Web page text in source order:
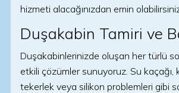
hizmeti alacağınızdan emin
Duşakabin Tamiri ve
Duşakabinlerinizde oluşan her türlü
etkili çözümler sunuyoruz. Su kaçağı,
tekerlek veya silikon problemleri gibi